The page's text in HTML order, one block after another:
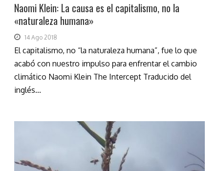
Naomi Klein: La causa es el capitalismo, no la
«naturaleza humana»
14 Ago 2018
El capitalismo, no “la naturaleza humana”, fue lo que
acabó con nuestro impulso para enfrentar el cambio
climático Naomi Klein The Intercept Traducido del
inglés...